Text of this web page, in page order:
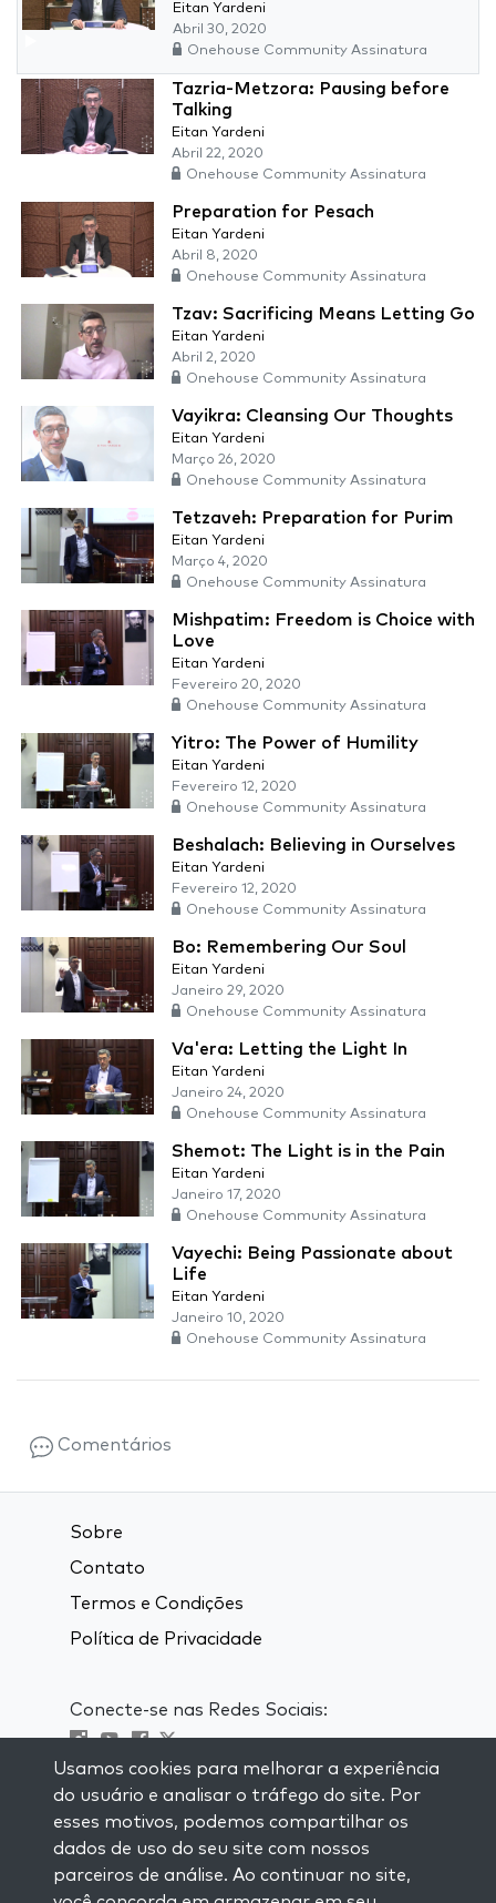
Eitan Yardeni
Abril 30, 2020
Onehouse Community Assinatura
Tazria-Metzora: Pausing before
Talking
Eitan Yardeni
Abril 22, 2020
Onehouse Community Assinatura
Preparation for Pesach
Eitan Yardeni
Abril 8, 2020
Onehouse Community Assinatura
Tzav: Sacrificing Means Letting Go
Eitan Yardeni
Abril 2, 2020
Onehouse Community Assinatura
Vayikra: Cleansing Our Thoughts
Eitan Yardeni
Março 26, 2020
Onehouse Community Assinatura
Tetzaveh: Preparation for Purim
Eitan Yardeni
Março 4, 2020
Onehouse Community Assinatura
Mishpatim: Freedom is Choice with
Love
Eitan Yardeni
Fevereiro 20, 2020
Onehouse Community Assinatura
Yitro: The Power of Humility
Eitan Yardeni
Fevereiro 12, 2020
Onehouse Community Assinatura
Beshalach: Believing in Ourselves
Eitan Yardeni
Fevereiro 12, 2020
Onehouse Community Assinatura
Bo: Remembering Our Soul
Eitan Yardeni
Janeiro 29, 2020
Onehouse Community Assinatura
Va'era: Letting the Light In
Eitan Yardeni
Janeiro 24, 2020
Onehouse Community Assinatura
Shemot: The Light is in the Pain
Eitan Yardeni
Janeiro 17, 2020
Onehouse Community Assinatura
Vayechi: Being Passionate about
Life
Eitan Yardeni
Janeiro 10, 2020
Onehouse Community Assinatura
Comentários
Sobre
Contato
Termos e Condições
Política de Privacidade
Conecte-se nas Redes Sociais:
Visit kabbalah master classes
MANTENHA-SE ATUALIZADO
Se inscreva em nossa lista de email e
receba inspiração semanal entregue em
Usamos cookies para melhorar a experiência
do usuário e analisar o tráfego do site. Por
esses motivos, podemos compartilhar os
dados de uso do seu site com nossos
parceiros de análise. Ao continuar no site,